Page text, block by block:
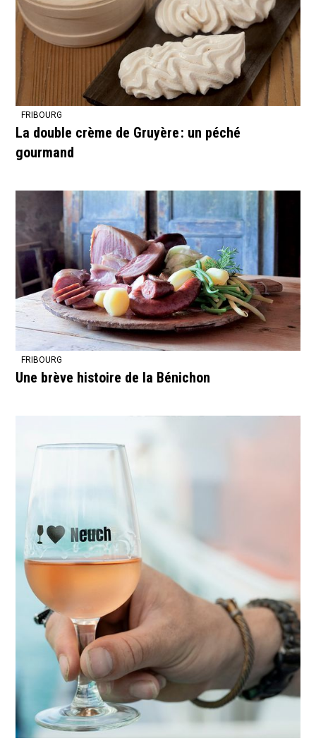
FRIBOURG
La double crème de Gruyère : un péché
gourmand
FRIBOURG
Une brève histoire de la Bénichon